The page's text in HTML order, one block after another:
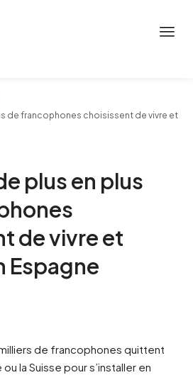
de francophones choisissent de vivre et
plus en plus
de vivre et
Espagne
de francophones quittent
la Suisse pour s’installer en